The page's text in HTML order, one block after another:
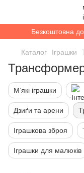
Безкоштовна
Каталог Іграшки
М’які іграшки
Дзиґи та арени
Іграшкова зброя
Іграшки для малюків